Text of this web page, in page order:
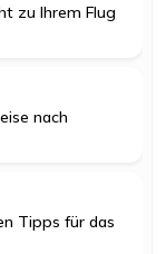
zu Ihrem Flug
nach
Tipps für das